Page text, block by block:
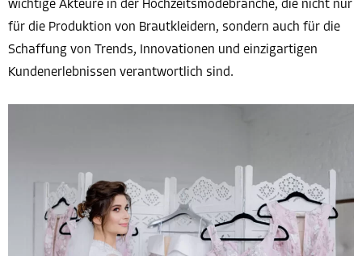
wichtige Akteure in der Hochzeitsmodebranche, die nicht nur
für die Produktion von Brautkleidern, sondern auch für die
Schaffung von Trends, Innovationen und einzigartigen
Kundenerlebnissen verantwortlich sind.